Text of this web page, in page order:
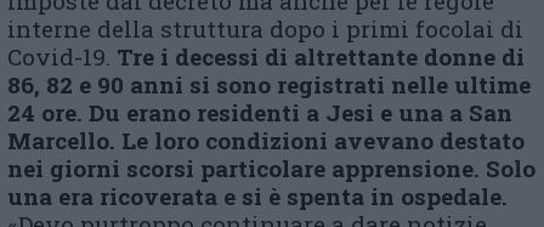
interne della struttura dopo i primi focolai di
Covid-19. Tre i decessi di altrettante donne di
86, 82 e 90 anni si sono registrati nelle ultime
24 ore. Du erano residenti a Jesi e una a San
Marcello. Le loro condizioni avevano destato
nei giorni scorsi particolare apprensione. Solo
una era ricoverata e si è spenta in ospedale.